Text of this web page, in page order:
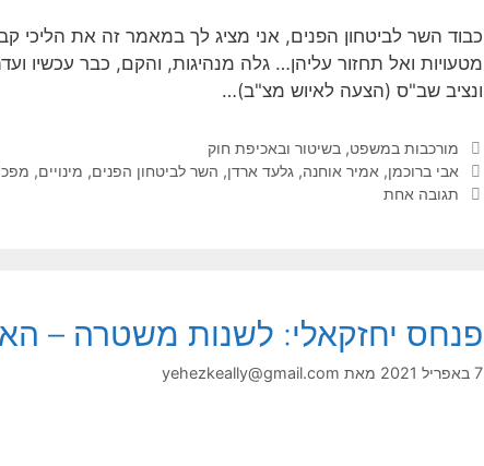
כבוד השר לביטחון הפנים, אני מציג לך במאמר זה את הליכי
מטעויות ואל תחזור עליהן… גלה מנהיגות, והקם, כבר עכשיו
ונציב שב"ס (הצעה לאיוש מצ"ב)…
קטגוריות
מורכבות במשפט, בשיטור ובאכיפת חוק
תגיות
אבי ברוכמן, אמיר אוחנה, גלעד ארדן, השר לביטחון הפנים, מינויים,
תגובה אחת
פנחס יחזקאלי: לשנות משטרה –
7 באפריל 2021 מאת yehezkeally@gmail.com